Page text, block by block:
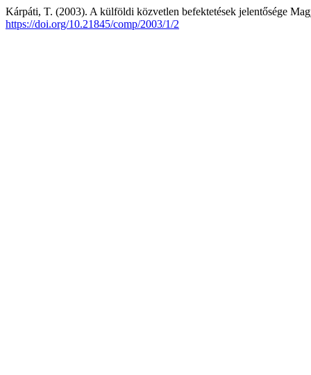
Kárpáti, T. (2003). A külföldi közvetlen befektetések jelentősége
https://doi.org/10.21845/comp/2003/1/2